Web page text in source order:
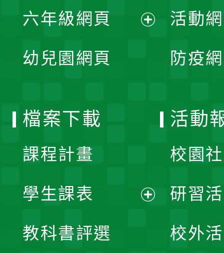
單
選
開
六年級網頁
幼兒園網頁
活動
防疫
檔案下載
課程計畫
學生課表
教科書評選
活動
校園
研習
校外